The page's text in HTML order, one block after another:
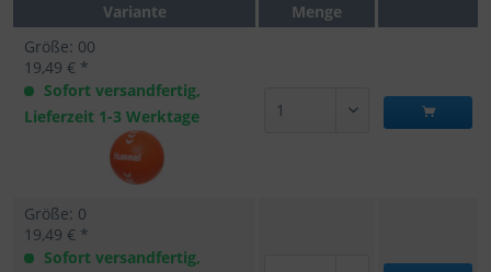
Variante
Menge
Größe: 00
19,49 € *
Sofort versandfertig,
Lieferzeit 1-3 Werktage
Größe: 0
19,49 € *
Sofort versandfertig,